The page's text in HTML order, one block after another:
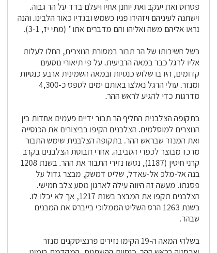
פטרוס ואת יעקב ואת יוחנן אחיו ויעלם בדד על הר גבוה.
וישתנה לעיניהם ויזהירו פניו כשמש ובגדיו כאור הלבינו. והנה
נראו אליהם משה ואליהו והם מדברים אתו" (מתי יז, 3-1).
בשל חשיבותו של הר תבור במסורת הנוצרית, החלו לעלות
אליו לרגל כבר במאה הרביעית. על פי תיאורי נוסעים
קדומים, היו בו שלוש כנסיות ובמאה השמינית ארבע כנסיות
ומנזר. עולי הרגל נאלצו באותם ימים לטפס כ-4,300
מדרגות כדי להגיע לראש ההר.
בתקופה הצלבנית החליף הר תבור ידיים פעמים אחדות בין
הנוצרים למוסלמים. הצלבנים הקיפו בביצורים את הכנסייה
ואת המנזר שבראש ההר. בתקופה הצלבנית שימש התבור
מרכז מבוצר לכפרי הסביבה. אחרי תבוסת הצלבנים בקרב
קרני חיטין (1187), נטשו נזירי התבור את ההר. בשנת 1208
בנה אל-מלכּ אל-עאדל, שליט דמשק, מבצר גדול על
פסגתו. מעשה זה היווה עילה לארגון מסע צלב חמישי.
הצלבנים תקפו את המבצר בשנת 1217, אך לא יכלו לו.
בשנת 1263 הרס השליט הממלוכי בייברס את המבנים
שבהר.
בשלהי המאה ה-19 הקימו נזירים פרנציסקנים מנזר